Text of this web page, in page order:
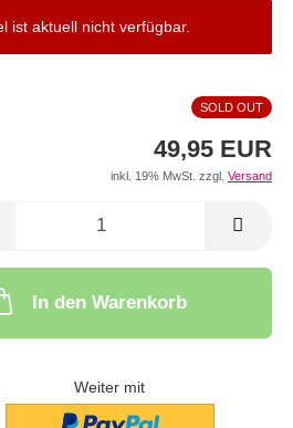
ist aktuell nicht verfügbar.
SOLD OUT
49,95 EUR
inkl. 19% MwSt. zzgl. Versand
In den Warenkorb
Weiter mit